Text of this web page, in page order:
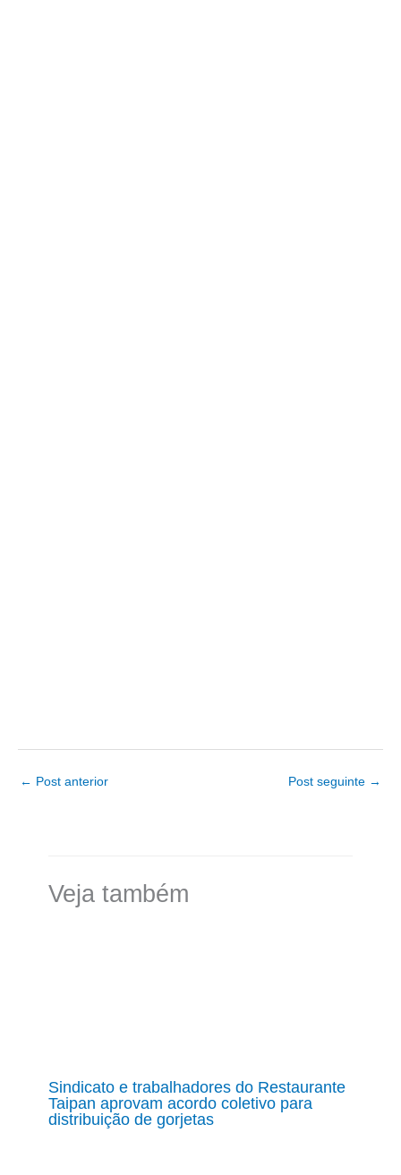
← Post anterior Post seguinte →
Veja também
Sindicato e trabalhadores do Restaurante
Taipan aprovam acordo coletivo para
distribuição de gorjetas